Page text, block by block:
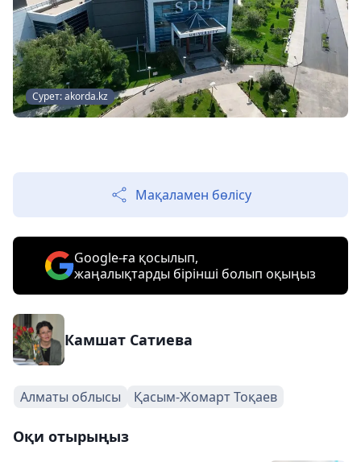
Сурет: akorda.kz
Мақаламен бөлісу
Google-ға қосылып,
жаңалықтарды бірінші болып оқыңыз
Камшат Сатиева
Алматы облысы Қасым-Жомарт Тоқаев
Оқи отырыңыз